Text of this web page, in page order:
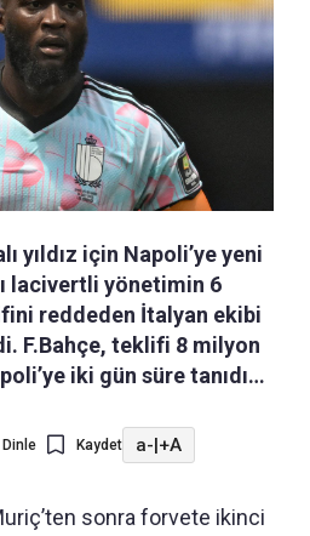
yıldız için Napoli’ye yeni
lacivertli yönetimin 6
reddeden İtalyan ekibi
F.Bahçe, teklifi 8 milyon
iki gün süre tanıdı…
Dinle Kaydet a-|+A
sonra forvete ikinci